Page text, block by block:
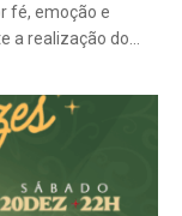
fé, emoção e
a realização do…